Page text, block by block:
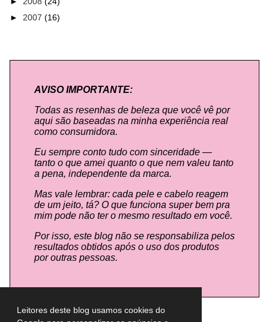
Leitores deste blog usamos cookies do
► 2007 (16)
AVISO IMPORTANTE:
Todas as resenhas de beleza que você vê por
aqui são baseadas na minha experiência real
como consumidora.
Eu sempre conto tudo com sinceridade —
tanto o que amei quanto o que nem valeu tanto
a pena, independente da marca.
Mas vale lembrar: cada pele e cabelo reagem
de um jeito, tá? O que funciona super bem pra
mim pode não ter o mesmo resultado em você.
Por isso, este blog não se responsabiliza pelos
resultados obtidos após o uso dos produtos
por outras pessoas.